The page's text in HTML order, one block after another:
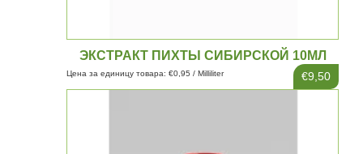
ЭКСТРАКТ ПИХТЫ СИБИРСКОЙ 10МЛ
€9,50
Цена за единицу товара: €0,95 / Milliliter